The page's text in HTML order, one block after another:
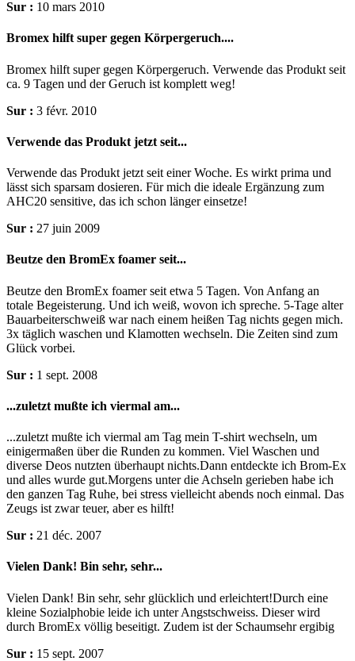
Sur : 10 mars 2010
Bromex hilft super gegen Körpergeruch....
Bromex hilft super gegen Körpergeruch. Verwende das Produkt seit
ca. 9 Tagen und der Geruch ist komplett weg!
Sur : 3 févr. 2010
Verwende das Produkt jetzt seit...
Verwende das Produkt jetzt seit einer Woche. Es wirkt prima und
lässt sich sparsam dosieren. Für mich die ideale Ergänzung zum
AHC20 sensitive, das ich schon länger einsetze!
Sur : 27 juin 2009
Beutze den BromEx foamer seit...
Beutze den BromEx foamer seit etwa 5 Tagen. Von Anfang an
totale Begeisterung. Und ich weiß, wovon ich spreche. 5-Tage alter
Bauarbeiterschweiß war nach einem heißen Tag nichts gegen mich.
3x täglich waschen und Klamotten wechseln. Die Zeiten sind zum
Glück vorbei.
Sur : 1 sept. 2008
...zuletzt mußte ich viermal am...
...zuletzt mußte ich viermal am Tag mein T-shirt wechseln, um
einigermaßen über die Runden zu kommen. Viel Waschen und
diverse Deos nutzten überhaupt nichts.Dann entdeckte ich Brom-Ex
und alles wurde gut.Morgens unter die Achseln gerieben habe ich
den ganzen Tag Ruhe, bei stress vielleicht abends noch einmal. Das
Zeugs ist zwar teuer, aber es hilft!
Sur : 21 déc. 2007
Vielen Dank! Bin sehr, sehr...
Vielen Dank! Bin sehr, sehr glücklich und erleichtert!Durch eine
kleine Sozialphobie leide ich unter Angstschweiss. Dieser wird
durch BromEx völlig beseitigt. Zudem ist der Schaumsehr ergibig
Sur : 15 sept. 2007